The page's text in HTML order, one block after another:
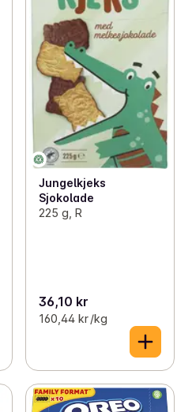
Jungelkjeks
Sjokolade
225 g, R
36,10 kr
160,44 kr /kg